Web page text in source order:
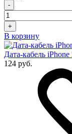
-
+
В корзину
Дата-кабель
124 руб.